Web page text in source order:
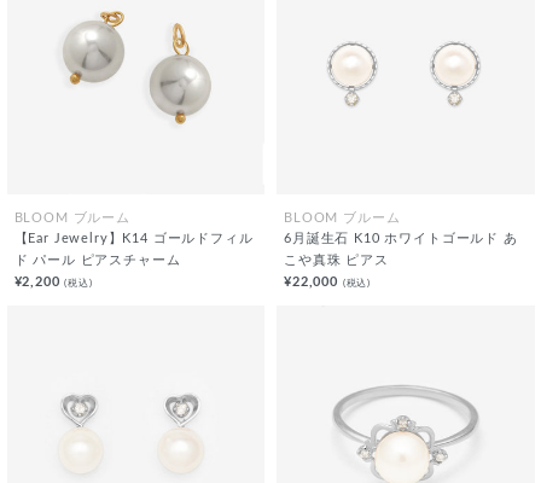
BLOOM ブルーム
【Ear Jewelry】K14 ゴールドフィル
ド パール ピアスチャーム
¥2,200(税込)
BLOOM ブルーム
6月誕生石 K10 ホワイトゴールド あ
こや真珠 ピアス
¥22,000 (税込)